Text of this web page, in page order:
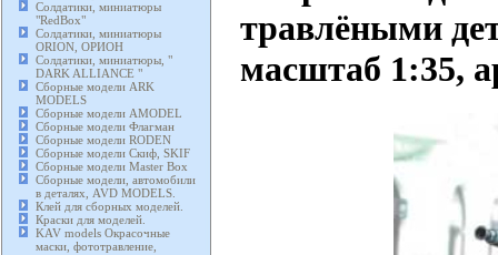
Солдатики, миниатюры
"RedBox"
Солдатики, миниатюры
ORION, ОРИОН
Солдатики, миниатюры, "
DARK ALLIANCE "
Сборные модели ARK
MODELS
Сборные модели AMODEL
Сборные модели Флагман
Сборные модели RODEN
Сборные модели Скиф, SKIF
Сборные модели Master Box
Сборные модели, автомобили
в деталях, AVD MODELS.
Клей для сборных моделей.
Краски для моделей.
KAV models Окрасочные
маски, фототравление,
травлёными
масштаб 1:35,